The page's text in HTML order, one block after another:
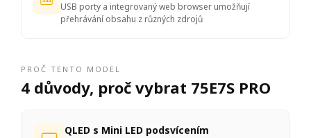
USB porty a integrovaný web browser umožňují
přehrávání obsahu z různých zdrojů
PROČ TENTO MODEL
4 důvody, proč vybrat 75E7S PRO
QLED s Mini LED podsvícením